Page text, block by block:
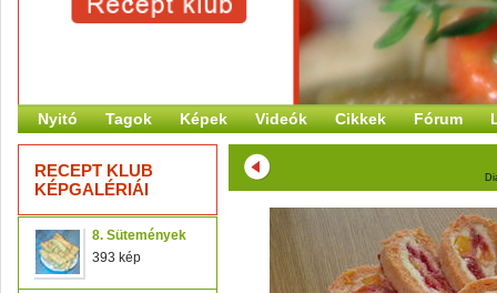
Nyitó Tagok Képek Videók Cikkek Fórum
RECEPT KLUB
KÉPGALÉRIÁI
8. Sütemények
393 kép